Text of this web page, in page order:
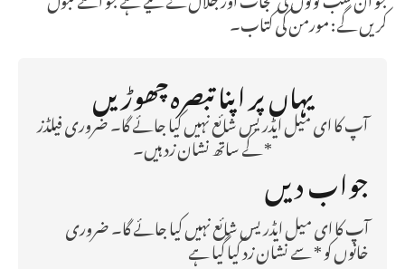
کریں گے: مورمن کی کتاب۔
یہاں پر اپنا تبصرہ چھوڑیں
آپ کا ای میل ایڈریس شائع نہیں کیا جائے گا۔ ضروری فیلڈز
* کے ساتھ نشان زد ہیں۔
جواب دیں
آپ کا ای میل ایڈریس شائع نہیں کیا جائے گا۔ضروری
خانوں کو*سے نشان زد کیا گیا ہے